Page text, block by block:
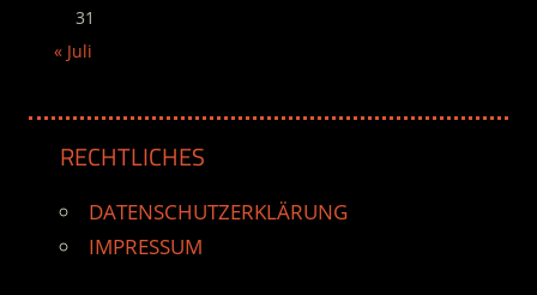
31
« Juli
RECHTLICHES
DATENSCHUTZERKLÄRUNG
IMPRESSUM